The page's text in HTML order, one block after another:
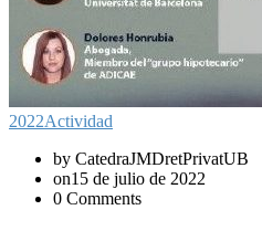
2022Actividad
by CatedraJMDretPrivatUB
on15 de julio de 2022
0 Comments